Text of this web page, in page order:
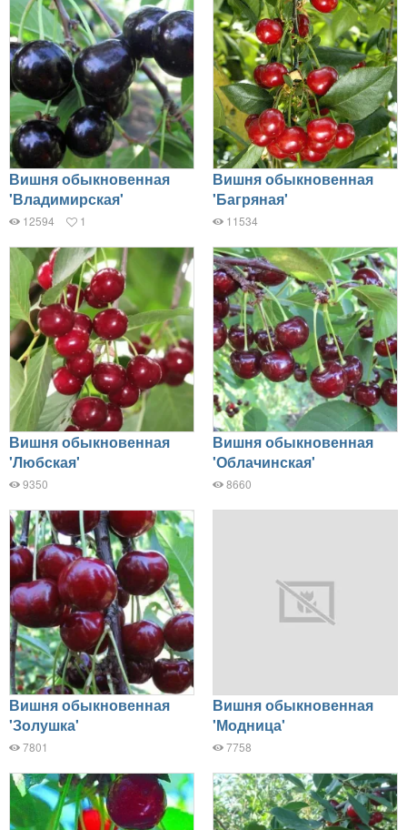
Вишня обыкновенная
'Владимирская'
12594 1
Вишня обыкновенная
'Багряная'
11534
Вишня обыкновенная
'Любская'
9350
Вишня обыкновенная
'Облачинская'
8660
Вишня обыкновенная
'Золушка'
7801
Вишня обыкновенная
'Модница'
7758